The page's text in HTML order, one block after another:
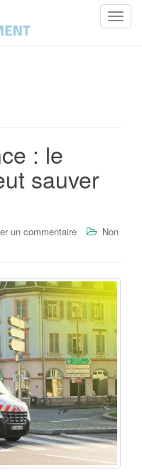
T
i
: le
sauver
un commentaire
Non